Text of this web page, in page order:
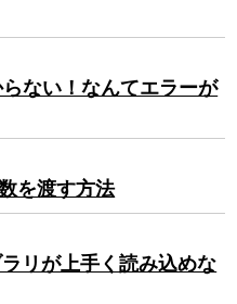
ない！なんてエラーが
を渡す方法
リが上手く読み込めな